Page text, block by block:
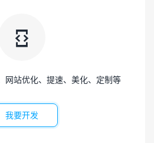

网站优化、提速、美化、定制等
我要开发